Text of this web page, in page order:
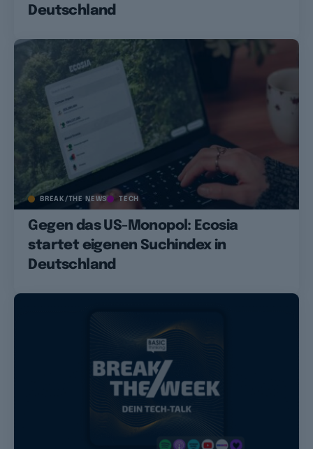
Deutschland
BREAK/THE NEWS TECH
Gegen das US-Monopol: Ecosia
startet eigenen Suchindex in
Deutschland